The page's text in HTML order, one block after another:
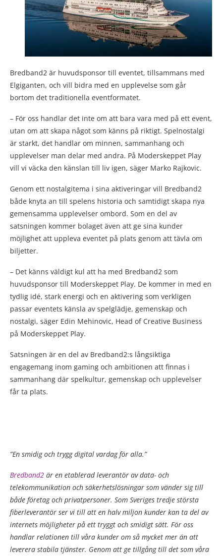
Bredband2 är huvudsponsor till eventet, tillsammans med
Elgiganten, och vill bidra med en upplevelse som går
bortom det traditionella eventformatet.
– För oss handlar det inte om att bara vara med på ett event,
utan om att skapa något som känns på riktigt. Spelnostalgi
är starkt, det handlar om minnen, sammanhang och
upplevelser man delar med andra. På Moderskeppet Play
vill vi väcka den känslan till liv igen, säger Marko Rajkovic.
Genom ett nostalgitema i sina aktiveringar vill Bredband2
både knyta an till spelens historia och samtidigt skapa nya
gemensamma upplevelser ombord. Som en del av
satsningen kommer bolaget även att ge sina kunder
möjlighet att uppleva eventet på plats genom att tävla om
biljetter.
– Det känns väldigt kul att ha med Bredband2 som
huvudsponsor till Moderskeppet Play. De kommer in med en
tydlig idé, stark energi och en aktivering som verkligen
passar eventets känsla av spelglädje, gemenskap och
nostalgi, säger Edin Mehinovic, Head of Creative Business
på Moderskeppet Play.
Satsningen är en del av Bredband2:s långsiktiga
engagemang inom gaming och ambitionen att finnas i
sammanhang där spelkultur, gemenskap och upplevelser
får ta plats.
”En smidig och trygg digital vardag för alla.”
Bredband2 är en etablerad leverantör av data- och
telekommunikation och säkerhetslösningar som vänder sig till
både företag och privatpersoner. Som Sveriges tredje största
fiberleverantör ser vi till att en halv miljon kunder kan ta del av
internets möjligheter på ett tryggt och smidigt sätt. För oss
handlar relationen till våra kunder om så mycket mer än att
leverera stabila tjänster. Genom att ge tillgång till det som våra